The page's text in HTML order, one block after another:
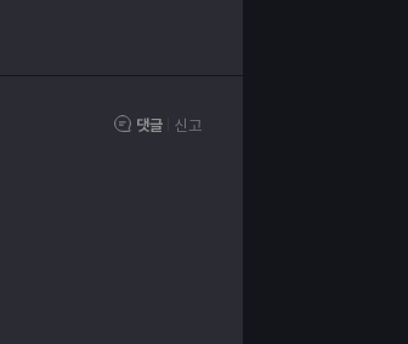
댓글 신고